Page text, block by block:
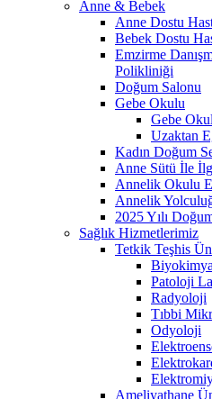
Anne & Bebek
Anne Dostu
Bebek Dostu
Emzirme
Polikliniği
Doğum Salonu
Gebe Okulu
Gebe
Uzaktan
Kadın Doğum
Anne Sütü İle
Annelik Okulu
Annelik
2025 Yılı
Sağlık Hizmetlerimiz
Tetkik Teşhis
Biyokimya
Patoloji
Radyoloji
Tıbbi
Odyoloji
Ameliyathane